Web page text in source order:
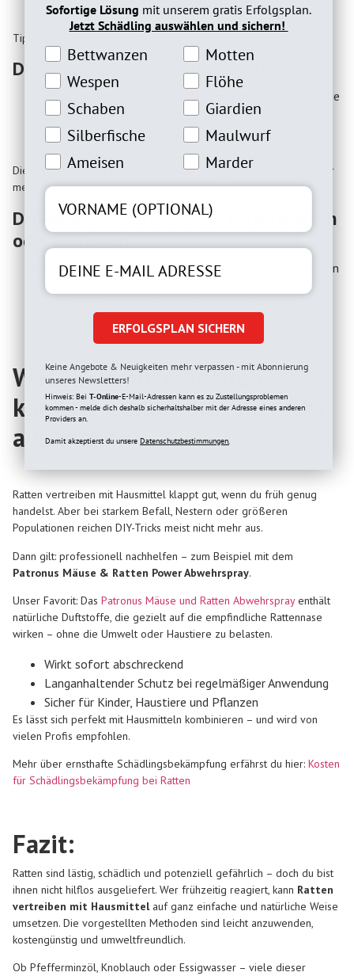
Haustürbereiche
Tipp:
DIY-Idee 4: Geräuschquellen nutzen
Ultraschallgeräte (in Innenräumen) senden Töne aus, die
Ratten vertreiben
Alternativ: Bewegungsmelder mit Lärm- oder
Lichtfunktion als Abschreckung
Diese Methode nutze ich selbst an der Garage – seither: keine Spur
mehr.
DIY-Idee 5: Ätherische Öle in Duftkerzen
oder Diffusern
Lavendel, Eukalyptus oder Citronella sind für Menschen
angenehm – für Ratten aber unerträglich
Was Hausmittel leisten
können – und wann sie nicht
ausreichen
Ratten vertreiben mit Hausmittel klappt gut, wenn du früh genug
handelst. Aber bei starkem Befall, Nestern oder größeren
Populationen reichen DIY-Tricks meist nicht mehr aus.
Dann gilt: professionell nachhelfen – zum Beispiel mit dem
Patronus Mäuse & Ratten Power Abwehrspray.
Unser Favorit: Das Patronus Mäuse und Ratten Abwehrsprayenthält
natürliche Duftstoffe, die gezielt auf die empfindliche Rattennase
wirken – ohne die Umwelt oder Haustiere zu belasten.
Wirkt sofort abschreckend
Langanhaltender Schutz bei regelmäßiger Anwendung
Sicher für Kinder, Haustiere und Pflanzen
Es lässt sich perfekt mit Hausmitteln kombinieren – und wird von
vielen Profis empfohlen.
Mehr über ernsthafte Schädlingsbekämpfung erfährst du hier: Kosten
für Schädlingsbekämpfung bei Ratten
Fazit:
Ratten sind lästig, schädlich und potenziell gefährlich – doch du bist
ihnen nicht hilflos ausgeliefert. Wer frühzeitig reagiert, kann Ratten
vertreiben mit Hausmittelauf ganz einfache und natürliche Weise
umsetzen. Die vorgestellten Methoden sind leicht anzuwenden,
kostengünstig und umweltfreundlich.
Ob Pfefferminzöl, Knoblauch oder Essigwasser – viele dieser
Sofortige Lösung mit unserem gratis Erfolgsplan.
Jetzt Schädling auswählen und sichern!
Bettwanzeninteresse
Bettwanzen Motteninteresse
Motten
Wespeninteresse
Wespen Flöheinteresse
Flöhe
Schabeninteresse
Schaben Giardien Interesse
Giardien
Silberfische Interesse
Silberfische Maulwurfinteresse
Maulwurf
Ameiseninteresse
Ameisen Marderinteresse
Marder
ERFOLGSPLAN SICHERN
Keine Angebote & Neuigkeiten mehr verpassen - mit Abonnierung
unseres Newsletters!
Hinweis: Bei T-Online-E-Mail-Adressen kann es zu Zustellungsproblemen
kommen - melde dich deshalb sicherhaltshalber mit der Adresse eines anderen
Providers an.
Damit akzeptierst du unsere Datenschutzbestimmungen.